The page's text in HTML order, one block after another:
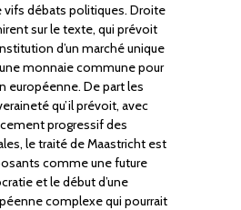
vifs débats politiques. Droite
sur le texte, qui prévoit
d’un marché unique
monnaie commune pour
européenne. De part les
qu’il prévoit, avec
progressif des
le traité de Maastricht est
comme une future
et le début d’une
complexe qui pourrait